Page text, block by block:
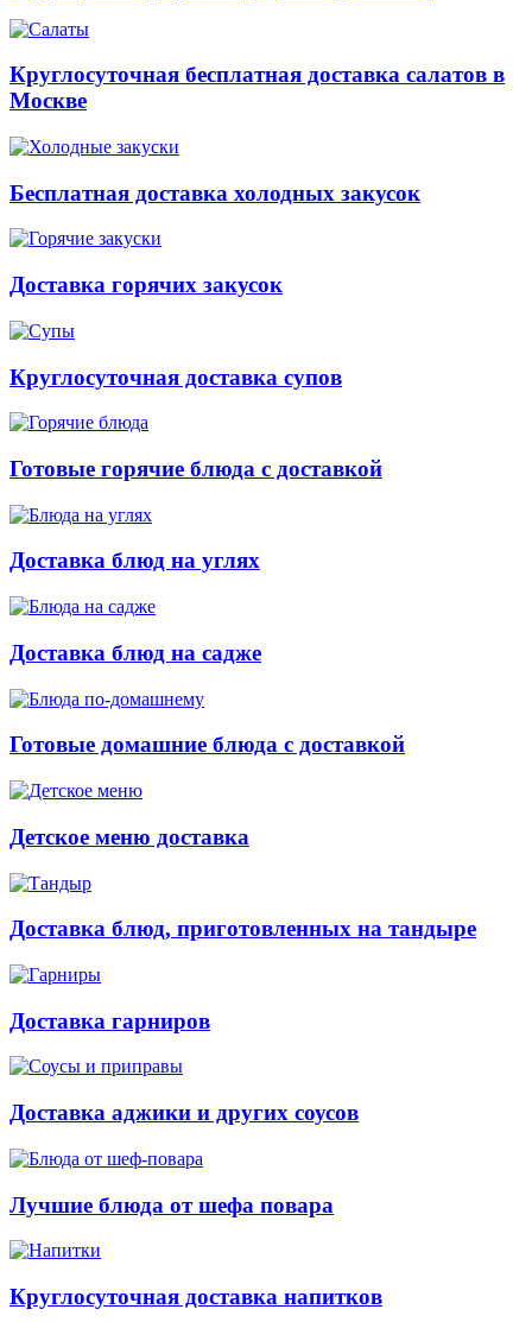
Круглосуточная бесплатная доставка салатов в
Москве
Бесплатная доставка холодных закусок
Доставка горячих закусок
Круглосуточная доставка супов
Готовые горячие блюда с доставкой
Доставка блюд на углях
Доставка блюд на садже
Готовые домашние блюда с доставкой
Детское меню доставка
Доставка блюд, приготовленных на тандыре
Доставка гарниров
Доставка аджики и других соусов
Лучшие блюда от шефа повара
Круглосуточная доставка напитков